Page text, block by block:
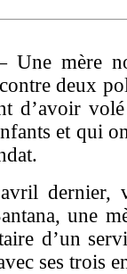
Une mère
deux
d’avoir
et qui
dernier,
une
d’un
ses trois